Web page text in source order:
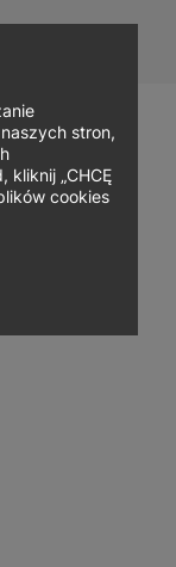
się
stron,
„CHCĘ
cookies